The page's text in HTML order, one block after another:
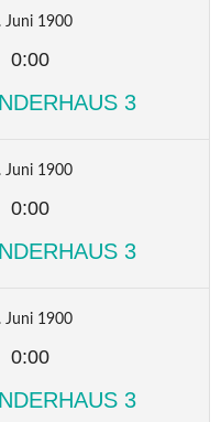
Juni 1900
0:00
3
Juni 1900
0:00
3
Juni 1900
0:00
3